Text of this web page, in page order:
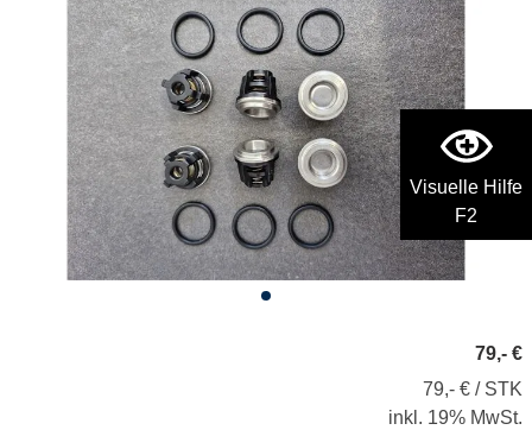
Visuelle Hilfe
F2
79,- €
79,- € / STK
inkl. 19% MwSt.